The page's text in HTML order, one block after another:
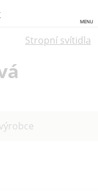
MENU
Stropní svítidla